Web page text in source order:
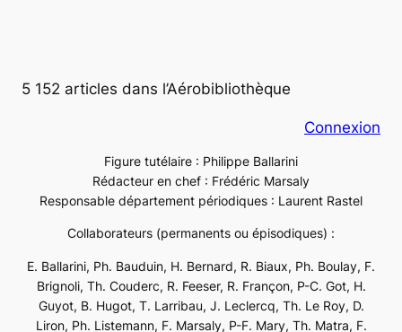
5 152 articles dans l’Aérobibliothèque
Connexion
Figure tutélaire : Philippe Ballarini
Rédacteur en chef : Frédéric Marsaly
Responsable département périodiques : Laurent Rastel
Collaborateurs (permanents ou épisodiques) :
E. Ballarini, Ph. Bauduin, H. Bernard, R. Biaux, Ph. Boulay, F.
Brignoli, Th. Couderc, R. Feeser, R. Françon, P-C. Got, H.
Guyot, B. Hugot, T. Larribau, J. Leclercq, Th. Le Roy, D.
Liron, Ph. Listemann, F. Marsaly, P-F. Mary, Th. Matra, F.